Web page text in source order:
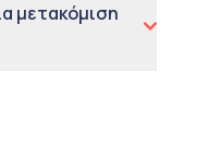
μετακόμιση